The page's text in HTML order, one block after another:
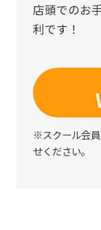
店頭でのお
利です！
※スクール会
せください。